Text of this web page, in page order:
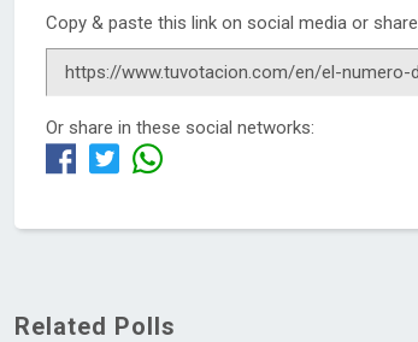
Copy & paste this link on social media or share
Or share in these social networks:
Related Polls